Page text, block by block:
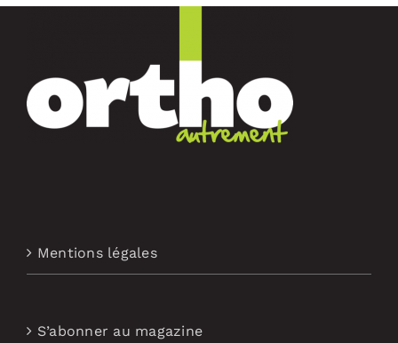
Mentions légales
S’abonner au magazine